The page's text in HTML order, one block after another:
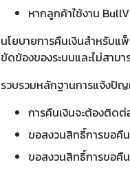
หากลูกค้าใช้งาน
นโยบายการคืนเงินสำหรับแ
ขัดข้องของระบบและไม่สาม
รวบรวมหลักฐานการแจ้งปัญ
การคืนเงินจะต้องติดต่
ขอสงวนสิทธิ์การขอคืน
ขอสงวนสิทธิ์การขอคื